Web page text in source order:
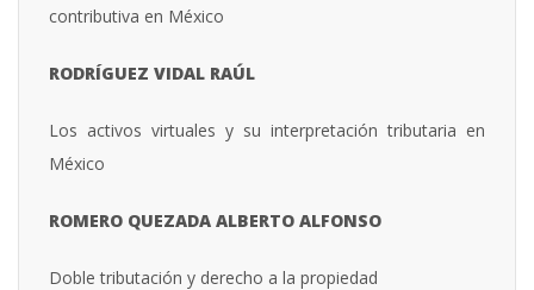
contributiva en México
RODRÍGUEZ VIDAL RAÚL
Los activos virtuales y su interpretación tributaria en
México
ROMERO QUEZADA ALBERTO ALFONSO
Doble tributación y derecho a la propiedad